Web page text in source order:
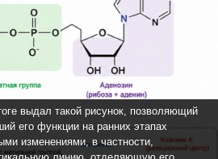
выдал такой рисунок, позволяющий
его функции на ранних этапах
изменениями, в частности,